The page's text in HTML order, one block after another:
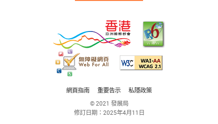
網頁指南 重要告示
私隱政策
© 2021 發展局
修訂日期： 2025年4月11日